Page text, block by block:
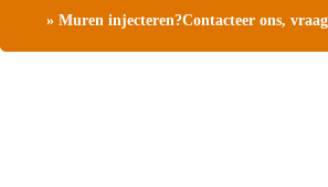
» Muren injecteren?Contacteer ons,